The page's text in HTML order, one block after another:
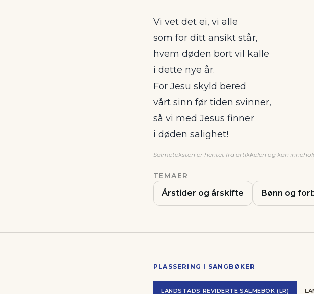
Vi vet det ei, vi alle
som for ditt ansikt står,
hvem døden bort vil kalle
i dette nye år.
For Jesu skyld bered
vårt sinn før tiden svinner,
så vi med Jesus finner
i døden salighet!
Salmeteksten er hentet fra artikkelen og kan
TEMAER
Årstider og årskifte Bønn og
PLASSERING I SANGBØKER
LANDSTADS REVIDERTE SALMEBOK (LR)